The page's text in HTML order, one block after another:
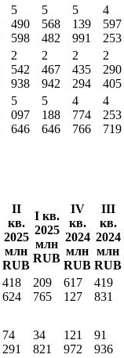
242
358
220
445
109
386
658
167
5
490
598
5
568
482
5
139
991
4
597
253
2
542
938
2
467
942
2
435
294
2
290
405
II
кв.
2025
млн
2025
млн
IV
кв.
2024
млн
III
кв.
2024
млн
418
624
209
765
617
127
419
831